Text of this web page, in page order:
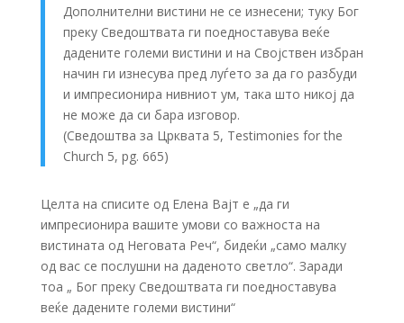
Дополнителни вистини не се изнесени; туку Бог
преку Сведоштвата ги поедноставува веќе
дадените големи вистини и на Својствен избран
начин ги изнесува пред луѓето за да го разбуди
и импресионира нивниот ум, така што никој да
не може да си бара изговор.
(Сведоштва за Црквата 5, Testimonies for the
Church 5, pg. 665)
Целта на списите од Елена Вајт е „да ги
импресионира вашите умови со важноста на
вистината од Неговата Реч“, бидеќи „само малку
од вас се послушни на даденото светло“. Заради
тоа „ Бог преку Сведоштвата ги поедноставува
веќе дадените големи вистини“